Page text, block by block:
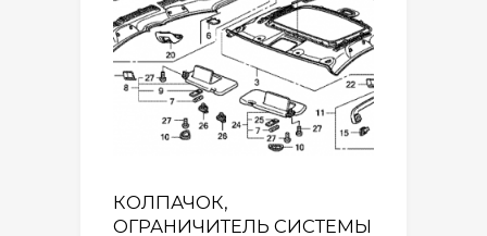
КОЛПАЧОК,
ОГРАНИЧИТЕЛЬ СИСТЕМЫ